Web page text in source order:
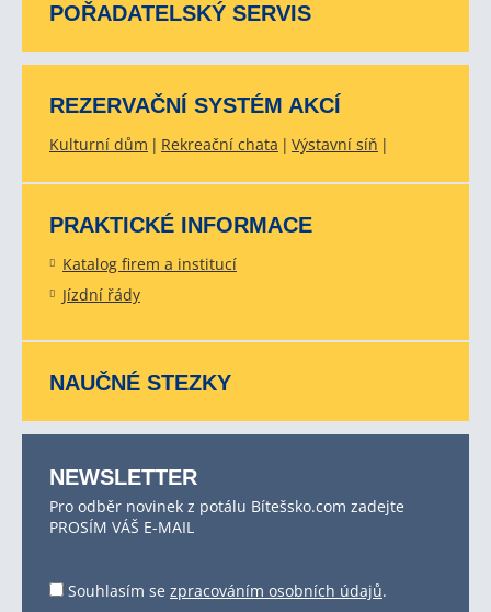
POŘADATELSKÝ SERVIS
REZERVAČNÍ SYSTÉM AKCÍ
Kulturní dům Rekreační chata Výstavní síň
PRAKTICKÉ INFORMACE
Katalog firem a institucí
Jízdní řády
NAUČNÉ STEZKY
NEWSLETTER
Pro odběr novinek z potálu Bítešsko.com zadejte
PROSÍM VÁŠ E-MAIL
Souhlasím se zpracováním osobních údajů.